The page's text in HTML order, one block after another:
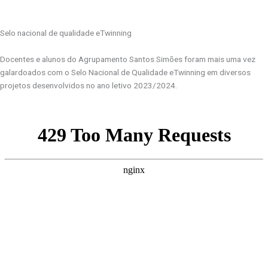
Selo nacional de qualidade eTwinning
Docentes e alunos do Agrupamento Santos Simões foram mais uma vez
galardoados com o Selo Nacional de Qualidade eTwinning em diversos
projetos desenvolvidos no ano letivo 2023/2024.